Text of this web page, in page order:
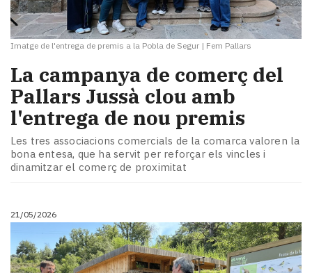
Imatge de l'entrega de premis a la Pobla de Segur | Fem Pallars
La campanya de comerç del
Pallars Jussà clou amb
l'entrega de nou premis
Les tres associacions comercials de la comarca valoren la
bona entesa, que ha servit per reforçar els vincles i
dinamitzar el comerç de proximitat
21/05/2026